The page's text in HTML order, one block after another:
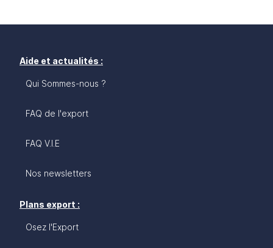
Aide et actualités :
Qui Sommes-nous ?
FAQ de l'export
FAQ V.I.E
Nos newsletters
Plans export :
Osez l'Export